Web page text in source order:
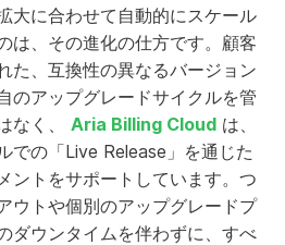
大に合わせて自動的にスケール
は、その進化の仕方です。顧客
た、互換性の異なるバージョン
のアップグレードサイクルを管
なく、Aria Billing Cloud は、
での「Live Release」を通じた
ントをサポートしています。つ
ウトや個別のアップグレードプ
ダウンタイムを伴わずに、すべ